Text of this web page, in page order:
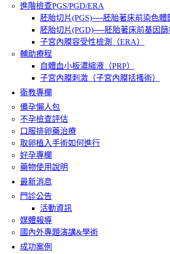
進階檢查PGS/PGD/ERA
胚胎切片(PGS)──胚胎著床前染色體
胚胎切片(PGD)──胚胎著床前基因篩
子宮內膜容受性檢測（ERA）
輔助療程
自體血小板濃縮液（PRP）
子宮內膜刺激（子宮內膜括搔術）
衛教專欄
備孕懶人包
不孕檢查評估
口服排卵藥治療
取卵植入手術如何進行
好孕專欄
藥物使用說明
最新消息
門診公告
活動資訊
媒體報導
國內外專題演講&學術
成功案例